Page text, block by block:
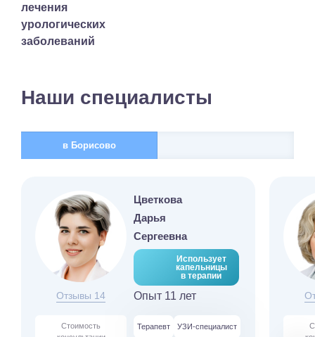
лечения
урологических
заболеваний
Наши специалисты
в Борисово
Отзывы 14
Цветкова
Дарья
Сергеевна
Использует
капельницы
в терапии
Опыт 11 лет
Стоимость
Терапевт УЗИ-специалист